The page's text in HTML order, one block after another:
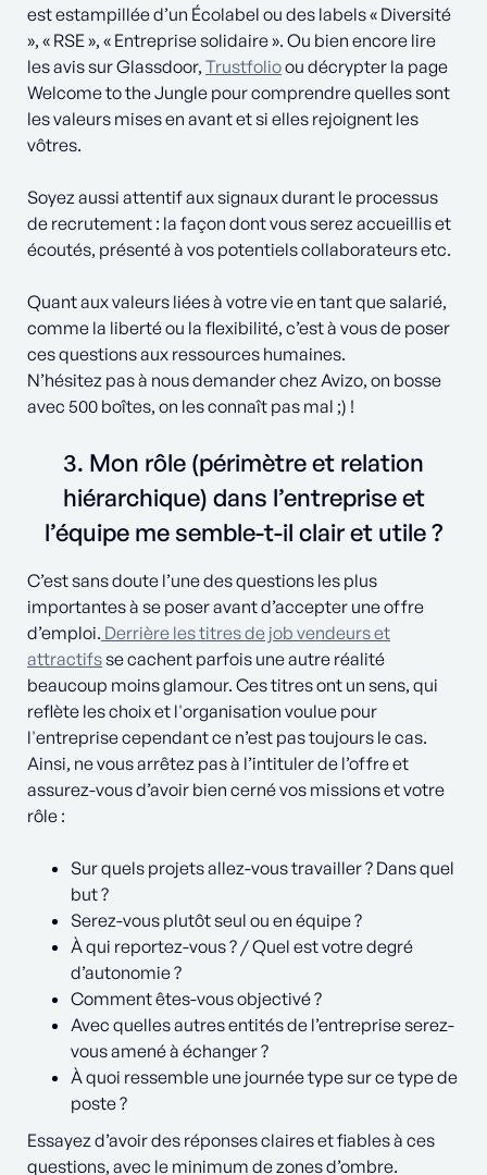
est estampillée d’un Écolabel ou des labels « Diversité
», « RSE », « Entreprise solidaire ». Ou bien encore lire
les avis sur Glassdoor, Trustfolioou décrypter la page
Welcome to the Jungle pour comprendre quelles sont
les valeurs mises en avant et si elles rejoignent les
vôtres.
Soyez aussi attentif aux signaux durant le processus
de recrutement : la façon dont vous serez accueillis et
écoutés, présenté à vos potentiels collaborateurs etc.
Quant aux valeurs liées à votre vie en tant que salarié,
comme la liberté ou la flexibilité, c’est à vous de poser
ces questions aux ressources humaines.
N’hésitez pas à nous demander chez Avizo, on bosse
avec 500 boîtes, on les connaît pas mal ;) !
3. Mon rôle (périmètre et relation
hiérarchique) dans l’entreprise et
l’équipe me semble-t-il clair et utile ?
C’est sans doute l’une des questions les plus
importantes à se poser avant d’accepter une offre
d’emploi. Derrière les titres de job vendeurs et
attractifsse cachent parfois une autre réalité
beaucoup moins glamour. Ces titres ont un sens, qui
reflète les choix et l'organisation voulue pour
l'entreprise cependant ce n’est pas toujours le cas.
Ainsi, ne vous arrêtez pas à l’intituler de l’offre et
assurez-vous d’avoir bien cerné vos missions et votre
rôle :
Sur quels projets allez-vous travailler ? Dans quel
but ?
Serez-vous plutôt seul ou en équipe ?
À qui reportez-vous ? / Quel est votre degré
d’autonomie ?
Comment êtes-vous objectivé ?
Avec quelles autres entités de l’entreprise serez-
vous amené à échanger ?
À quoi ressemble une journée type sur ce type de
poste ?
Essayez d’avoir des réponses claires et fiables à ces
questions, avec le minimum de zones d’ombre.